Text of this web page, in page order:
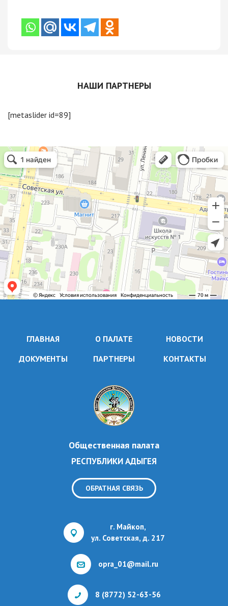
НАШИ ПАРТНЕРЫ
[metaslider id=89]
ГЛАВНАЯ О ПАЛАТЕ
НОВОСТИ
ДОКУМЕНТЫ
ПАРТНЕРЫ КОНТАКТЫ
Общественная палата
РЕСПУБЛИКИ АДЫГЕЯ
ОБРАТНАЯ СВЯЗЬ
г. Майкоп,
ул. Советская, д. 217
opra_01@mail.ru
8 (8772) 52-63-56